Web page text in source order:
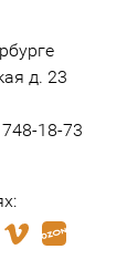
д. 23
18-73